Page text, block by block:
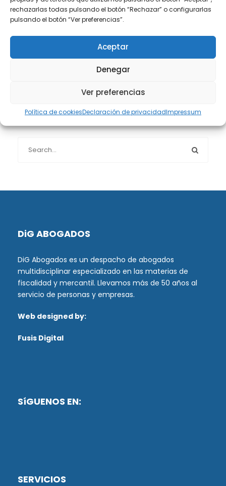
rechazarlas todas pulsando el botón “Rechazar” o configurarlas
pulsando el botón “Ver preferencias”.
Aceptar
Denegar
Ver preferencias
Política de cookiesDeclaración de privacidadImpressum
Protección de datos(40)
DiG ABOGADOS
DiG Abogados es un despacho de abogados
multidisciplinar especializado en las materias de
fiscalidad y mercantil. Llevamos más de 50 años al
servicio de personas y empresas.
Web designed by:
Fusis Digital
SíGUENOS EN:
SERVICIOS